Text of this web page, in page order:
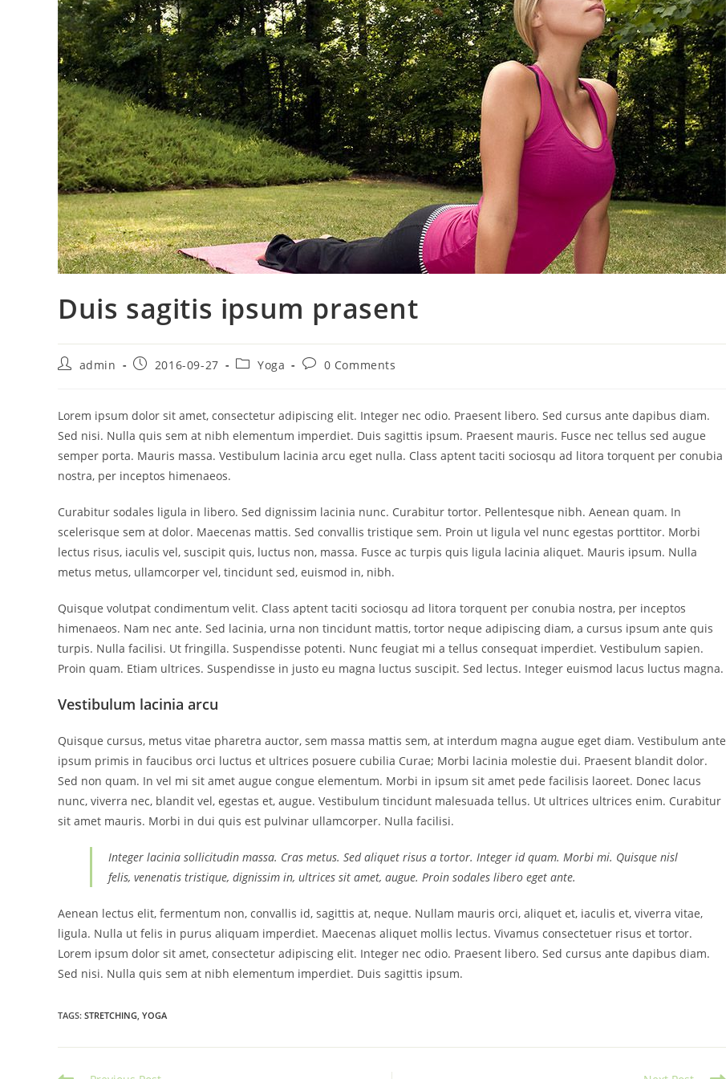
Duis sagitis ipsum prasent
Postadmin
Post2016-09-27
PostYoga
Post0 Comments
Lorem ipsum dolor sit amet, consectetur adipiscing elit. Integer nec odio. Praesent libero. Sed cursus ante dapibus diam.
Sed nisi. Nulla quis sem at nibh elementum imperdiet. Duis sagittis ipsum. Praesent mauris. Fusce nec tellus sed augue
semper porta. Mauris massa. Vestibulum lacinia arcu eget nulla. Class aptent taciti sociosqu ad litora torquent per conubia
nostra, per inceptos himenaeos.
Curabitur sodales ligula in libero. Sed dignissim lacinia nunc. Curabitur tortor. Pellentesque nibh. Aenean quam. In
scelerisque sem at dolor. Maecenas mattis. Sed convallis tristique sem. Proin ut ligula vel nunc egestas porttitor. Morbi
lectus risus, iaculis vel, suscipit quis, luctus non, massa. Fusce ac turpis quis ligula lacinia aliquet. Mauris ipsum. Nulla
metus metus, ullamcorper vel, tincidunt sed, euismod in, nibh.
Quisque volutpat condimentum velit. Class aptent taciti sociosqu ad litora torquent per conubia nostra, per inceptos
himenaeos. Nam nec ante. Sed lacinia, urna non tincidunt mattis, tortor neque adipiscing diam, a cursus ipsum ante quis
turpis. Nulla facilisi. Ut fringilla. Suspendisse potenti. Nunc feugiat mi a tellus consequat imperdiet. Vestibulum sapien.
Proin quam. Etiam ultrices. Suspendisse in justo eu magna luctus suscipit. Sed lectus. Integer euismod lacus luctus magna.
Vestibulum lacinia arcu
Quisque cursus, metus vitae pharetra auctor, sem massa mattis sem, at interdum magna augue eget diam. Vestibulum ante
ipsum primis in faucibus orci luctus et ultrices posuere cubilia Curae; Morbi lacinia molestie dui. Praesent blandit dolor.
Sed non quam. In vel mi sit amet augue congue elementum. Morbi in ipsum sit amet pede facilisis laoreet. Donec lacus
nunc, viverra nec, blandit vel, egestas et, augue. Vestibulum tincidunt malesuada tellus. Ut ultrices ultrices enim. Curabitur
sit amet mauris. Morbi in dui quis est pulvinar ullamcorper. Nulla facilisi.
Integer lacinia sollicitudin massa. Cras metus. Sed aliquet risus a tortor. Integer id quam. Morbi mi. Quisque nisl
felis, venenatis tristique, dignissim in, ultrices sit amet, augue. Proin sodales libero eget ante.
Aenean lectus elit, fermentum non, convallis id, sagittis at, neque. Nullam mauris orci, aliquet et, iaculis et, viverra vitae,
ligula. Nulla ut felis in purus aliquam imperdiet. Maecenas aliquet mollis lectus. Vivamus consectetuer risus et tortor.
Lorem ipsum dolor sit amet, consectetur adipiscing elit. Integer nec odio. Praesent libero. Sed cursus ante dapibus diam.
Sed nisi. Nulla quis sem at nibh elementum imperdiet. Duis sagittis ipsum.
TAGS: STRETCHING, YOGA